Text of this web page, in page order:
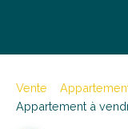
Vente
Appartement à